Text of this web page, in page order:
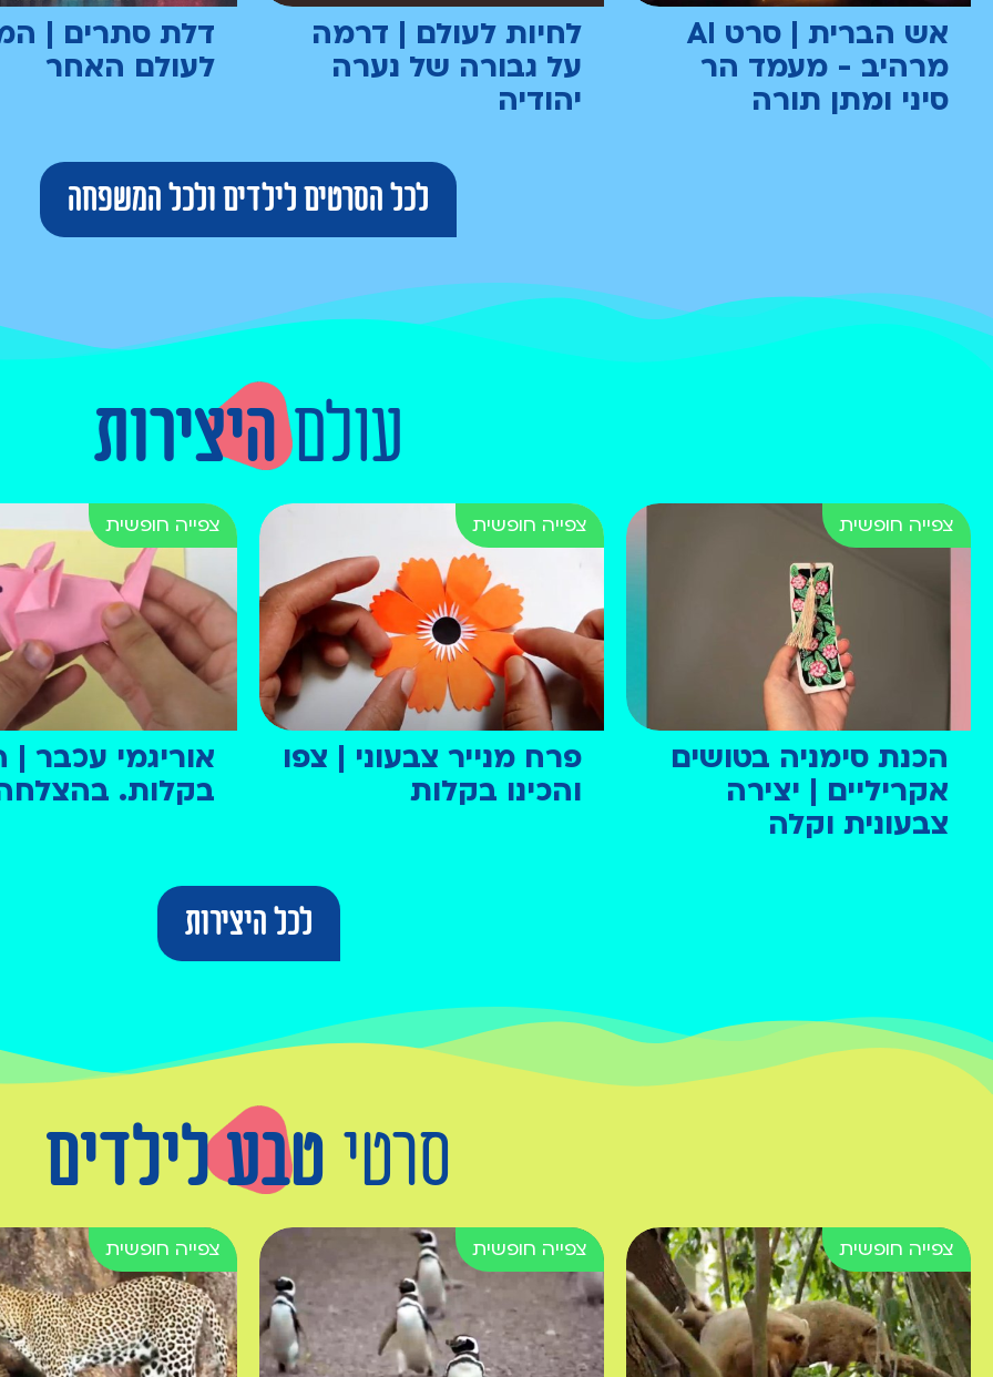
אש הברית | סרט AI
מרהיב - מעמד הר
סיני ומתן תורה
לחיות לעולם | דרמה
על גבורה של נערה
יהודיה
דלת סתרים |
לעולם האחר
לכל הסרטים לילדים ולכל המשפחה
עולםהיצירות
הכנת סימניה בטושים
אקריליים | יצירה
צבעונית וקלה
פרח מנייר צבעוני | צפו
והכינו בקלות
אוריגמי עכבר |
בקלות.
לכל היצירות
סרטי טבע לילדים